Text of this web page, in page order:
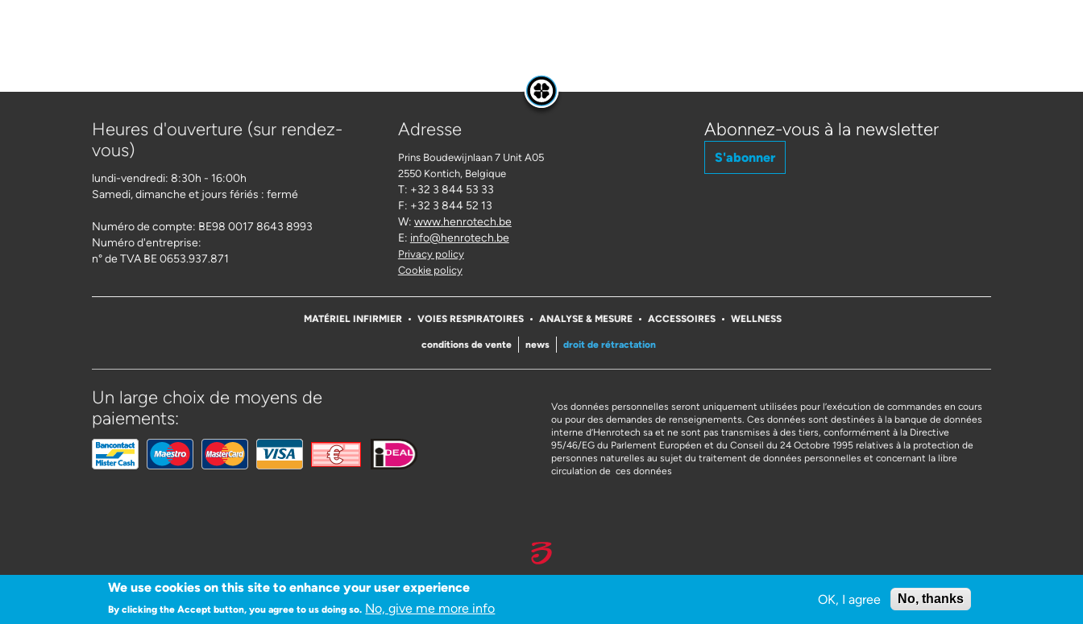
Heures d'ouverture (sur rendez-
vous)
lundi-vendredi: 8:30h - 16:00h
Samedi, dimanche et jours fériés : fermé
Numéro de compte: BE98 0017 8643 8993
Numéro d'entreprise:
n° de TVA BE 0653.937.871
Adresse
Prins Boudewijnlaan 7 Unit A05
2550 Kontich, Belgique
T: +32 3 844 53 33
F: +32 3 844 52 13
W: www.henrotech.be
E: info@henrotech.be
Privacy policy
Cookie policy
Abonnez-vous à la newsletter
S'abonner
MATÉRIEL INFIRMIER VOIES RESPIRATOIRES ANALYSE & MESURE ACCESSOIRES WELLNESS
conditions de vente news droit de rétractation
Un large choix de moyens de
paiements:
Vos données personnelles seront uniquement utilisées pour l’exécution de commandes en cours
ou pour des demandes de renseignements. Ces données sont destinées à la banque de données
interne d’Henrotech sa et ne sont pas transmises à des tiers, conformément à la Directive
95/46/EG du Parlement Européen et du Conseil du 24 Octobre 1995 relatives à la protection de
personnes naturelles au sujet du traitement de données personnelles et concernant la libre
circulation de ces données
We use cookies on this site to enhance your user experience
By clicking the Accept button, you agree to us doing so. No, give me more info
OK, I agree No, thanks